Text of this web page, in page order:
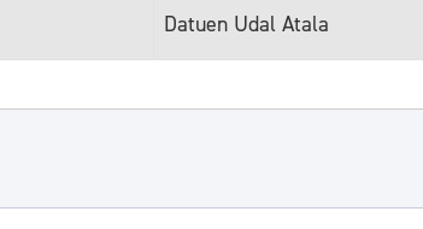
Datuen Udal Atala